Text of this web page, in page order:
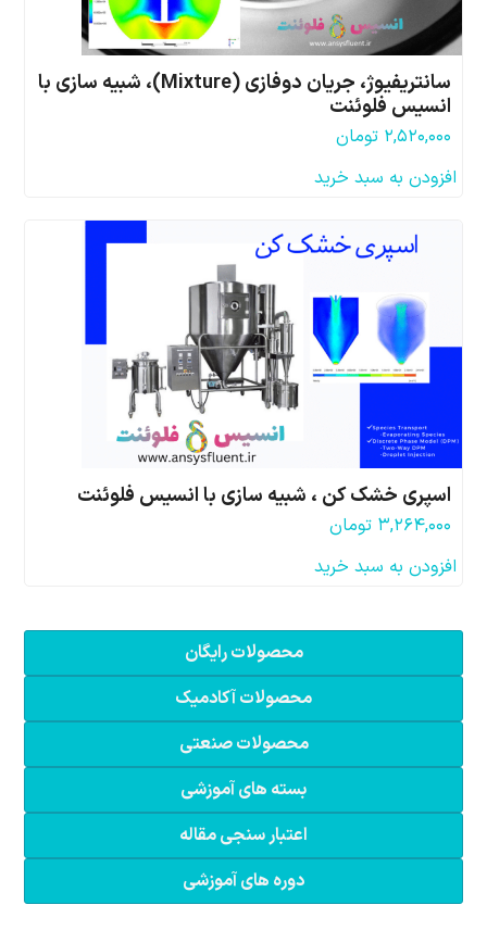
سانتریفیوژ، جریان دوفازی (Mixture)، شبیه سازی با
انسیس فلوئنت
۲,۵۲۰,۰۰۰ تومان
افزودن به سبد خرید
اسپری خشک کن ، شبیه سازی با انسیس فلوئنت
۳,۲۶۴,۰۰۰ تومان
افزودن به سبد خرید
محصولات رایگان
محصولات آکادمیک
محصولات صنعتی
بسته های آموزشی
اعتبار سنجی مقاله
دوره های آموزشی